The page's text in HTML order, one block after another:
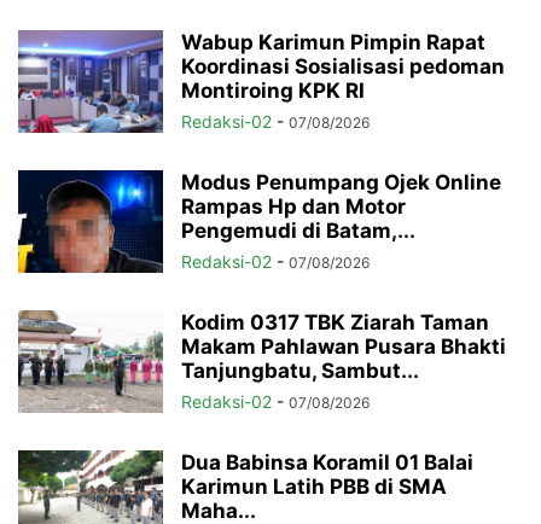
Wabup Karimun Pimpin Rapat
Koordinasi Sosialisasi pedoman
Montiroing KPK RI
Redaksi-02 - 07/08/2026
Modus Penumpang Ojek Online
Rampas Hp dan Motor
Pengemudi di Batam,...
Redaksi-02 - 07/08/2026
Kodim 0317 TBK Ziarah Taman
Makam Pahlawan Pusara Bhakti
Tanjungbatu, Sambut...
Redaksi-02 - 07/08/2026
Dua Babinsa Koramil 01 Balai
Karimun Latih PBB di SMA
Maha...